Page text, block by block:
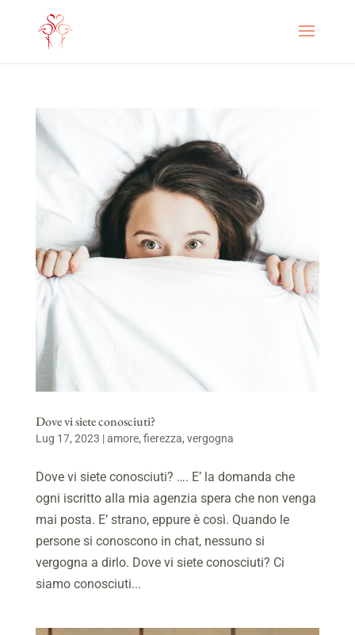
Dove vi siete conosciuti?
Lug 17, 2023 |amore, fierezza, vergogna
Dove vi siete conosciuti? …. E’ la domanda che
ogni iscritto alla mia agenzia spera che non venga
mai posta. E’ strano, eppure è così. Quando le
persone si conoscono in chat, nessuno si
vergogna a dirlo. Dove vi siete conosciuti? Ci
siamo conosciuti...